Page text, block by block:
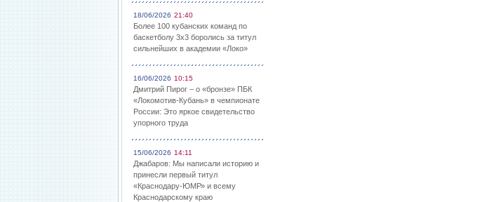
18/06/2026 21:40
Более 100 кубанских команд по
баскетболу 3х3 боролись за титул
сильнейших в академии «Локо»
16/06/2026 10:15
Дмитрий Пирог – о «бронзе» ПБК
«Локомотив-Кубань» в чемпионате
России: Это яркое свидетельство
упорного труда
15/06/2026 14:11
Джабаров: Мы написали историю и
принесли первый титул
«Краснодару-ЮМР» и всему
Краснодарскому краю